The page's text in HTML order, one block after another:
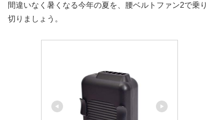
間違いなく暑くなる今年の夏を、腰ベルトファン2で乗り
切りましょう。